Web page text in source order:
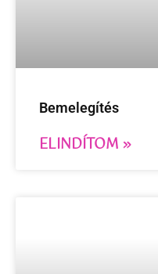
Bemelegítés
ELINDÍTOM »